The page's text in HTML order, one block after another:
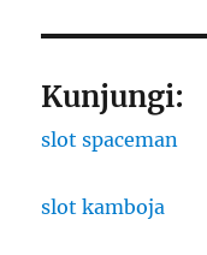
Kunjungi:
slot spaceman
slot kamboja